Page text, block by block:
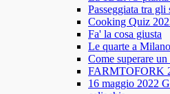
Passeggiata tra
Cooking Quiz
Fa' la cosa giusta
Le quarte a
Come superare
FARMTOFORK
16 maggio 2022